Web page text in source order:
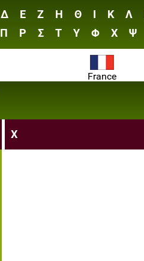
Δ Ε Ζ Η Θ Ι Κ Λ
Π
Ρ Σ Τ Υ Φ Χ Ψ
France
X